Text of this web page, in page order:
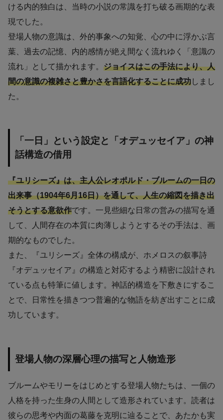
ける内的独白は、当時の小説の常識を打ち破る画期的な表
現でした。
登場人物の意識は、外的事象への知覚、心の中に浮かぶ言
葉、過去の記憶、内的感情が絶え間なく流れゆく「意識の
流れ」として描かれます。 ジョイスはこの手法により、人
間の意識の複雑さと豊かさを言語化することに成功しまし
た。
「一日」という設定と「オデュッセイア」の神
話構造の借用
『ユリシーズ』は、主人公レオポルド・ブルームの一日の
出来事（1904年6月16日）を通して、人生の縮図を描き出
そうとする意欲作です。一見些細な日常の営みの描写を通
して、人間存在の本質に肉薄しようとするその手法は、画
期的なものでした。
また、『ユリシーズ』全体の構成が、ホメロスの叙事詩
『オデュッセイア』の構造と対応するよう精密に設計され
ている点も特筆に値します。神話的構造を下敷きにするこ
とで、日常性を描きつつ普遍的な物語を紡ぎ出すことに成
功しています。
登場人物の深層心理の描写と人物造形
ブルームやモリーをはじめとする登場人物たちは、一個の
人格を持った生身の人間として造形されています。読者は
彼らの思考や内面の葛藤を克明に辿ることで、あたかも実